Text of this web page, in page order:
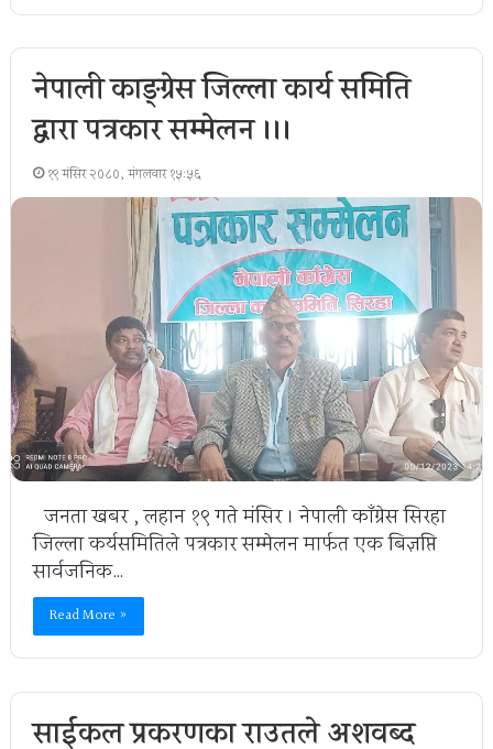
नेपाली काङ्ग्रेस जिल्ला कार्य समिति
द्वारा पत्रकार सम्मेलन ।।।
१९ मंसिर २०८०, मंगलवार १५:५६
जनता खबर , लहान १९ गते मंसिर । नेपाली काँग्रेस सिरहा
जिल्ला कर्यसमितिले पत्रकार सम्मेलन मार्फत एक बिज्ञप्ति
सार्वजनिक…
Read More »
साईकल प्रकरणका राउतले अशवब्द